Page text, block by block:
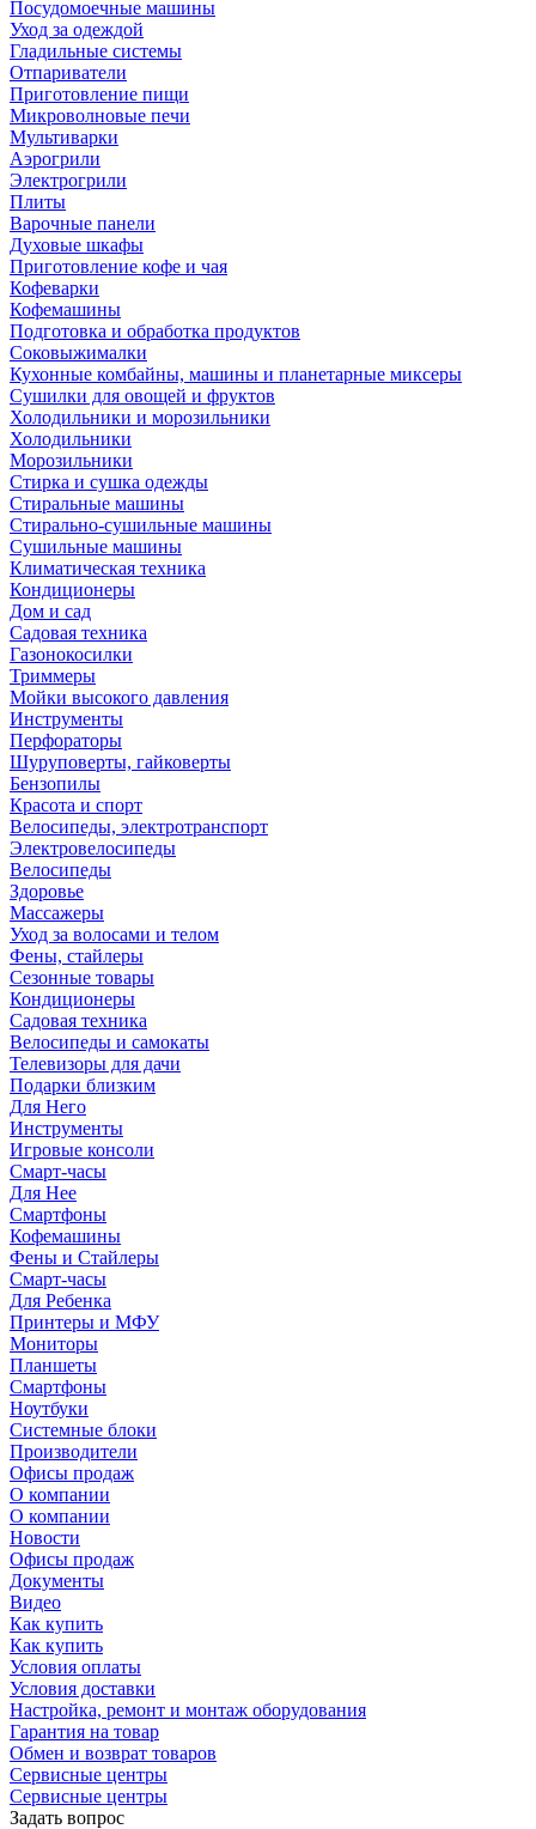
Посудомоечные машины
Уход за одеждой
Гладильные системы
Отпариватели
Приготовление пищи
Микроволновые печи
Мультиварки
Аэрогрили
Электрогрили
Плиты
Варочные панели
Духовые шкафы
Приготовление кофе и чая
Кофеварки
Кофемашины
Подготовка и обработка продуктов
Соковыжималки
Кухонные комбайны, машины и планетарные миксеры
Сушилки для овощей и фруктов
Холодильники и морозильники
Холодильники
Морозильники
Стирка и сушка одежды
Стиральные машины
Стирально-сушильные машины
Сушильные машины
Климатическая техника
Кондиционеры
Дом и сад
Садовая техника
Газонокосилки
Триммеры
Мойки высокого давления
Инструменты
Перфораторы
Шуруповерты, гайковерты
Бензопилы
Красота и спорт
Велосипеды, электротранспорт
Электровелосипеды
Велосипеды
Здоровье
Массажеры
Уход за волосами и телом
Фены, стайлеры
Сезонные товары
Кондиционеры
Садовая техника
Велосипеды и самокаты
Телевизоры для дачи
Подарки близким
Для Него
Инструменты
Игровые консоли
Смарт-часы
Для Нее
Смартфоны
Кофемашины
Фены и Стайлеры
Смарт-часы
Для Ребенка
Принтеры и МФУ
Мониторы
Планшеты
Смартфоны
Ноутбуки
Системные блоки
Производители
Офисы продаж
О компании
О компании
Новости
Офисы продаж
Документы
Видео
Как купить
Как купить
Условия оплаты
Условия доставки
Настройка, ремонт и монтаж оборудования
Гарантия на товар
Обмен и возврат товаров
Сервисные центры
Сервисные центры
Задать вопрос